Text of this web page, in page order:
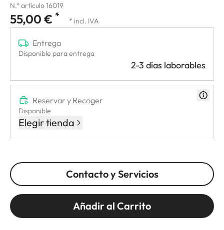
N.º artículo 16019
55,00 € * * incl. IVA
Entrega
Disponible para entrega
2-3 días laborables
Reservar y Recoger
Disponible
Elegir tienda
Contacto y Servicios
Añadir al Carrito